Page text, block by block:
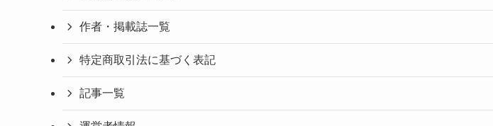
作者・掲載誌一覧
特定商取引法に基づく表記
記事一覧